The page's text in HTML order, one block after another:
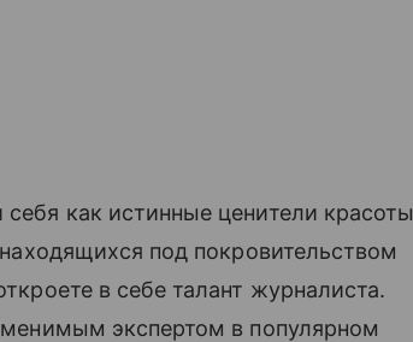
как истинные ценители красоты
под покровительством
в себе талант журналиста.
экспертом в популярном